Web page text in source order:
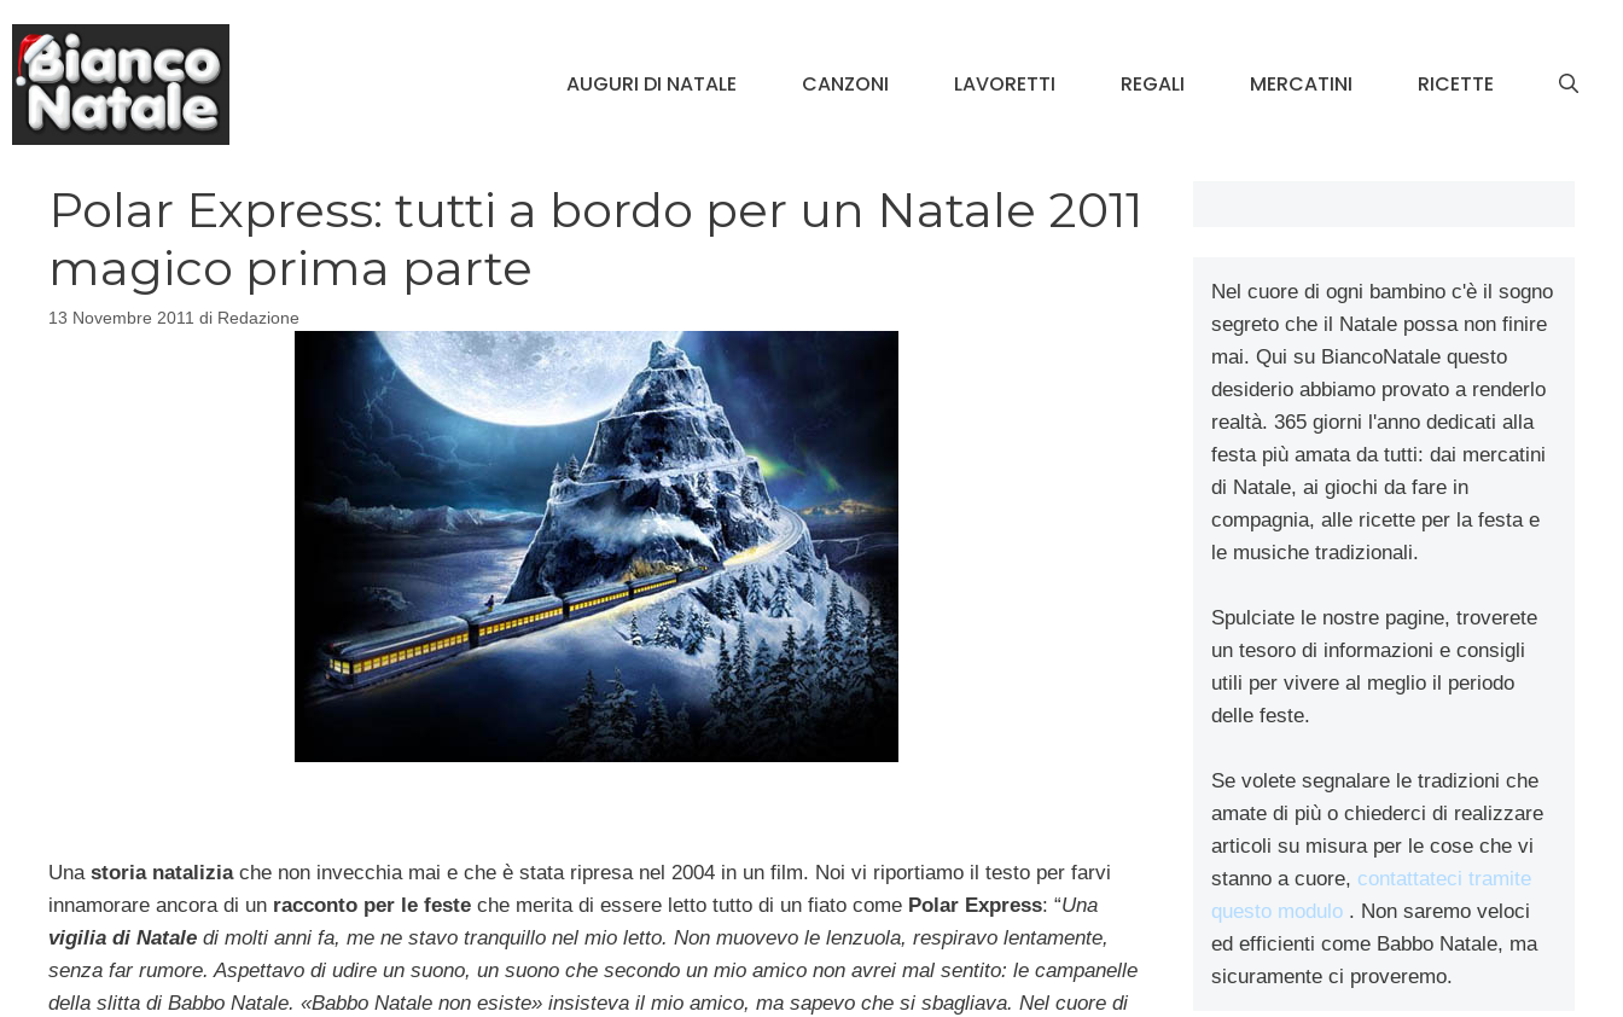
contenuto
AUGURI DI NATALE CANZONI LAVORETTI REGALI MERCATINI RICETTE
Polar Express: tutti a bordo per un Natale 2011
magico prima parte
13 Novembre 2011 di Redazione
Una storia nataliziache non invecchia mai e che è stata ripresa nel 2004 in un film. Noi vi riportiamo il testo per farvi
innamorare ancora di un racconto per le feste che merita di essere letto tutto di un fiato come Polar Express: “Una
vigilia di Natale di molti anni fa, me ne stavo tranquillo nel mio letto. Non muovevo le lenzuola, respiravo lentamente,
senza far rumore. Aspettavo di udire un suono, un suono che secondo un mio amico non avrei mal sentito: le campanelle
della slitta di Babbo Natale. «Babbo Natale non esiste» insisteva il mio amico, ma sapevo che si sbagliava. Nel cuore di
Nel cuore di ogni bambino c'è il sogno
segreto che il Natale possa non finire
mai. Qui su BiancoNatale questo
desiderio abbiamo provato a renderlo
realtà. 365 giorni l'anno dedicati alla
festa più amata da tutti: dai mercatini
di Natale, ai giochi da fare in
compagnia, alle ricette per la festa e
le musiche tradizionali.
Spulciate le nostre pagine, troverete
un tesoro di informazioni e consigli
utili per vivere al meglio il periodo
delle feste.
Se volete segnalare le tradizioni che
amate di più o chiederci di realizzare
articoli su misura per le cose che vi
stanno a cuore, contattateci tramite
questo modulo . Non saremo veloci
ed efficienti come Babbo Natale, ma
sicuramente ci proveremo.